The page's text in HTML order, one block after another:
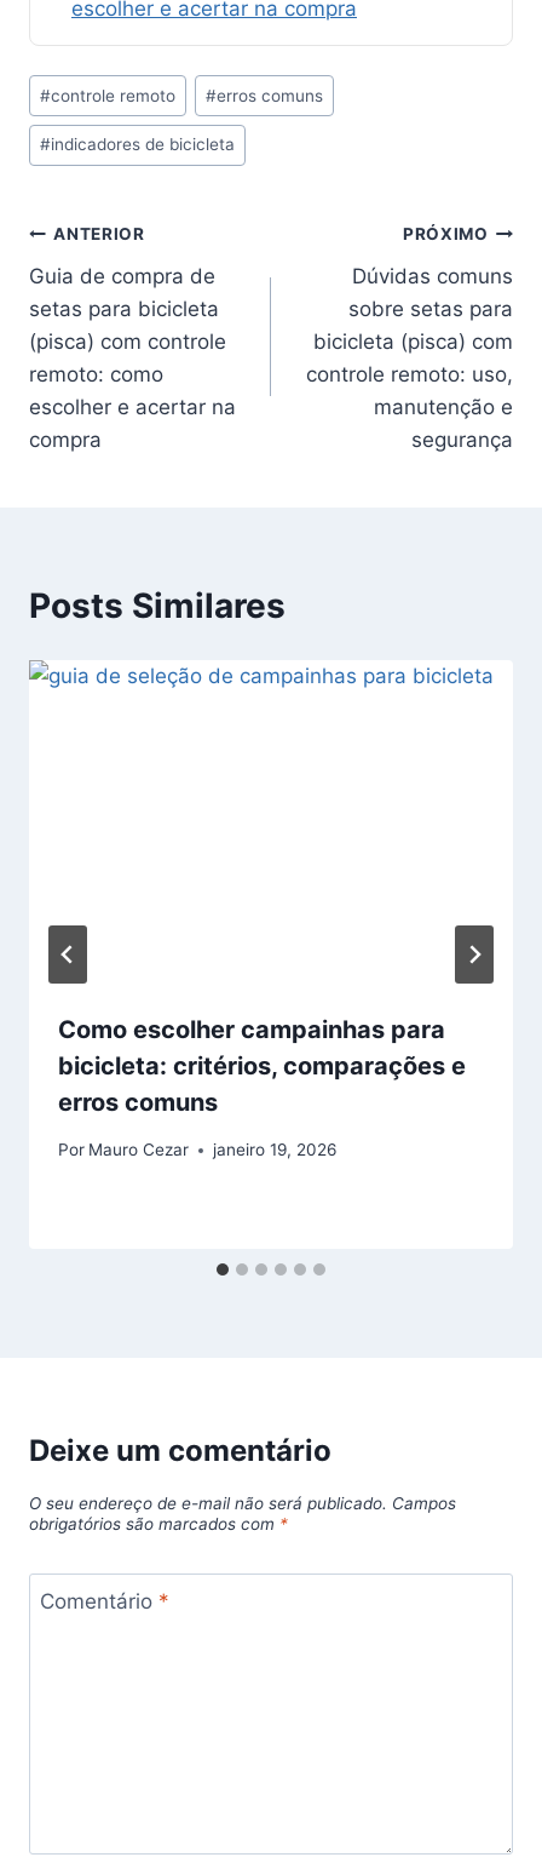
escolher e acertar na compra
Tags
do
Post:
#controle remoto #erros comuns
#indicadores de bicicleta
Navegação
de
Post
ANTERIOR
Guia de compra de
setas para bicicleta
(pisca) com controle
remoto: como
escolher e acertar na
compra
PRÓXIMO
Dúvidas comuns
sobre setas para
bicicleta (pisca) com
controle remoto: uso,
manutenção e
segurança
Posts Similares
Como escolher campainhas para
bicicleta: critérios, comparações e
erros comuns
Por Mauro Cezar janeiro 19, 2026
Deixe um comentário
O seu endereço de e-mail não será publicado. Campos
obrigatórios são marcados com *
Comentário *